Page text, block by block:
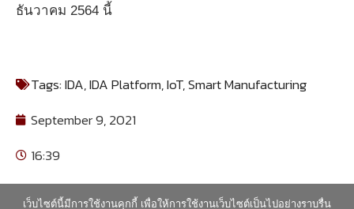
ธันวาคม 2564 นี้
Tags:IDA,IDA Platform,IoT,Smart Manufacturing
September 9, 2021
16:39
เว็บไซต์นี้มีการใช้งานคุกกี้ เพื่อให้การใช้งานเว็บไซต์เป็นไปอย่างราบรื่น